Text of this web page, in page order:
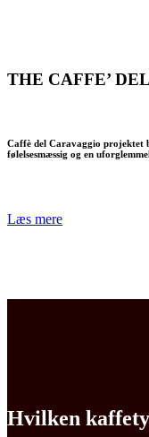
THE CAFFE’
Caffè del Caravaggio projektet
følelsesmæssig og en
Læs mere
Hvilken